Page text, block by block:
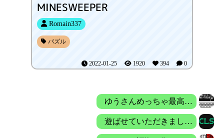
MINESWEEPER
Romain337
パズル
2022-01-25 1920 394 0
遊ばせていただきました。 とてもコンソール画面の動作を再現していて、とても楽しめました！
ゆうさんめっちゃ最高！！